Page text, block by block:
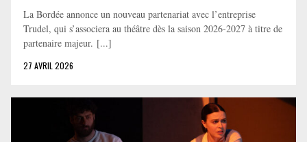
La Bordée annonce un nouveau partenariat avec l’entreprise
Trudel, qui s’associera au théâtre dès la saison 2026-2027 à titre de
partenaire majeur. [...]
27 AVRIL 2026